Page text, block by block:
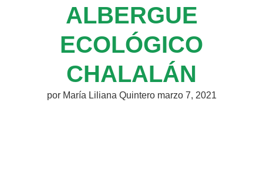
ALBERGUE
ECOLÓGICO
CHALALÁN
por María Liliana Quintero marzo 7, 2021